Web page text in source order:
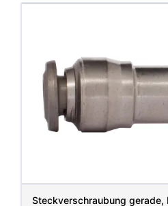
Steckverschraubung